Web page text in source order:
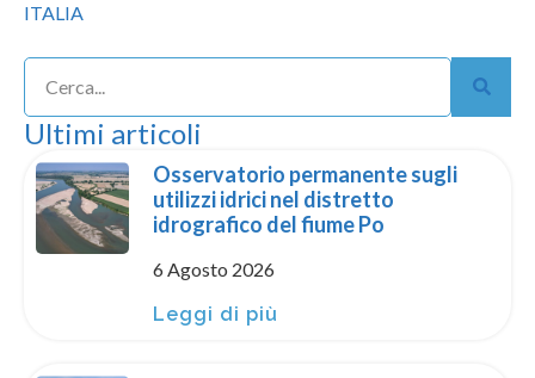
ITALIA
Ultimi articoli
Osservatorio permanente sugli
utilizzi idrici nel distretto
idrografico del fiume Po
6 Agosto 2026
Leggi di più